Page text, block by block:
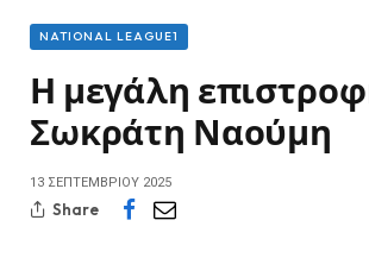
NATIONAL LEAGUE1
Η μεγάλη
Σωκράτη Ναούμη
13 ΣΕΠΤΕΜΒΡΊΟΥ 2025
Share